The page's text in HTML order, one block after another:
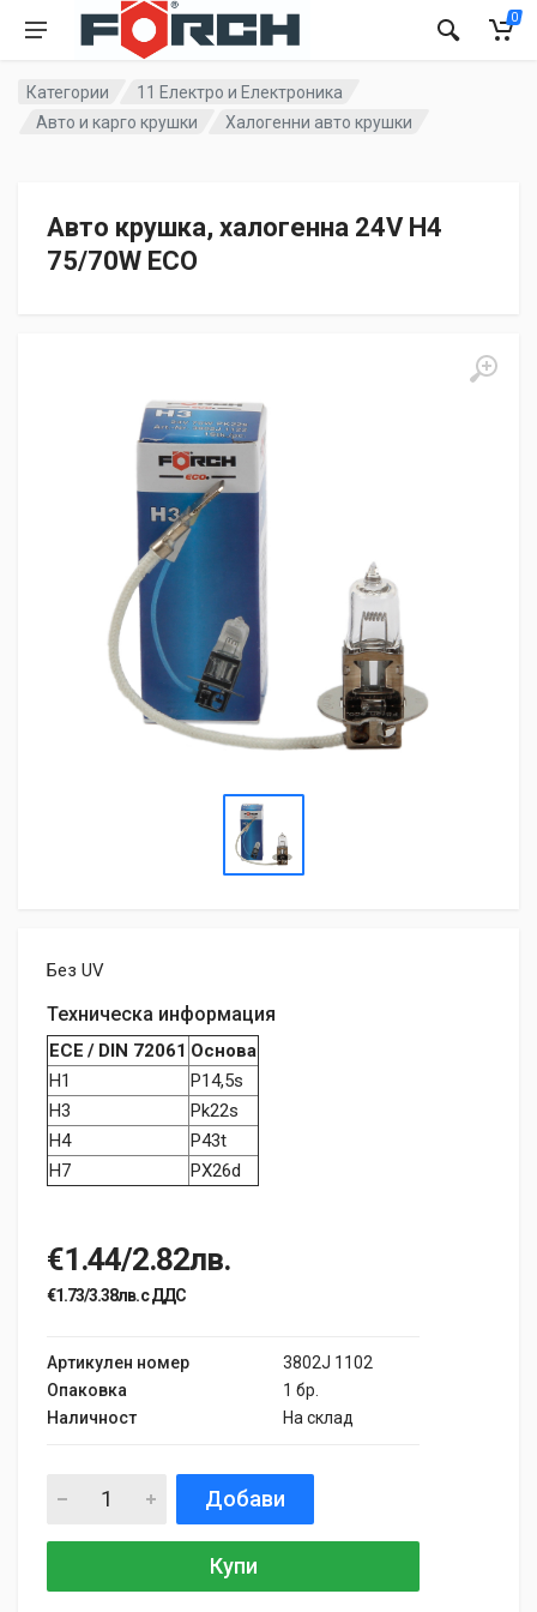
0
Категории
11 Електро и Електроника
Авто и карго крушки
Халогенни авто крушки
Авто крушка, халогенна 24V H4
75/70W ECO
Без UV
Техническа информация
ECE / DIN 72061 Основа
H1
P14,5s
H3
Pk22s
H4
P43t
H7
PX26d
€1.44/2.82лв.
€1.73/3.38лв. с ДДС
Артикулен номер
3802J 1102
Опаковка
1 бр.
Наличност
На склад
Добави
Купи